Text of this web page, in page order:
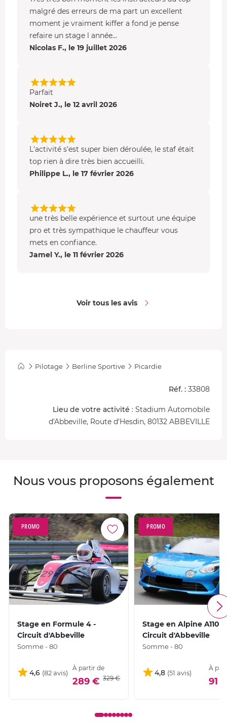
malgré des erreurs de ma part un excellent
moment je vraiment kiffer a fond je pense
refaire un stage l année...
Nicolas F., le 19 juillet 2026
Parfait
Noiret J., le 12 avril 2026
L'activité s'est super bien déroulée, le staf était
top rien à dire très bien accueilli.
Philippe L., le 17 février 2026
une très belle expérience et surtout une équipe
pro et très sympathique le chauffeur vous
mets en confiance.
Jamel Y., le 11 février 2026
Voir tous les avis
Pilotage Berline Sportive Picardie
Réf. : 33808
Lieu de votre activité : Stadium Automobile
d'Abbeville, Route d'Hesdin, 80132 ABBEVILLE
Nous vous proposons également
PROMO
Stage en Formule 4 -
Circuit d'Abbeville
Somme - 80
4,6
À partir de
289 € 329 €
PROMO
Stage en Alpine A110S
Circuit d'Abbeville
Somme - 80
4,8
À
91